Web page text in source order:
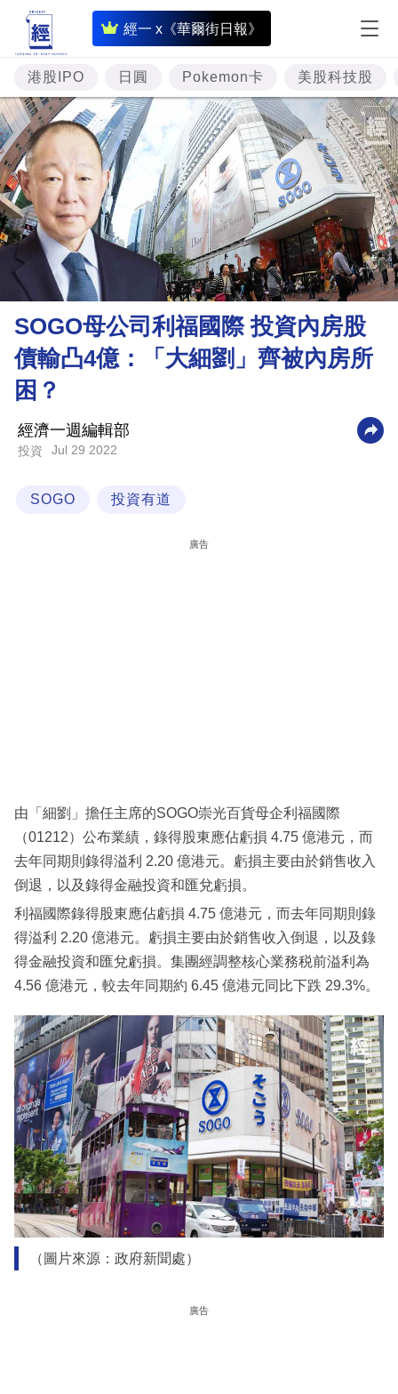
經一 x《華爾街日報》
即
時
財
經
專
題
投
資
樓
理
財
商
科
技
場
港股IPO 日圓 Pokemon卡 美股科技股
SOGO母公司利福國際 投資內房股
債輸凸4億：「大細劉」齊被內房所
困？
經濟一週編輯部
投資 Jul 29 2022
SOGO 投資有道
廣告
由「細劉」擔任主席的SOGO崇光百貨母企利福國際
（01212）公布業績，錄得股東應佔虧損 4.75 億港元，而
去年同期則錄得溢利 2.20 億港元。虧損主要由於銷售收入
倒退，以及錄得金融投資和匯兌虧損。
利福國際錄得股東應佔虧損 4.75 億港元，而去年同期則錄
得溢利 2.20 億港元。虧損主要由於銷售收入倒退，以及錄
得金融投資和匯兌虧損。集團經調整核心業務税前溢利為
4.56 億港元，較去年同期約 6.45 億港元同比下跌 29.3%。
（圖片來源：政府新聞處）
廣告